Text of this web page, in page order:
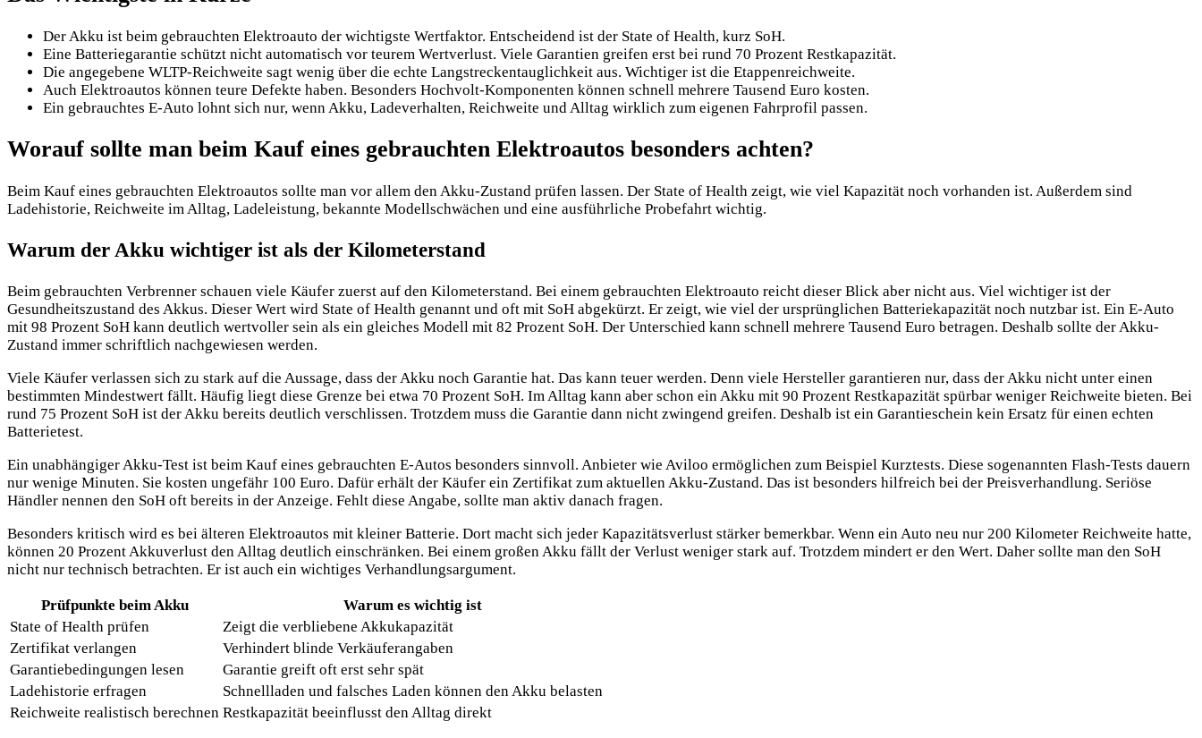
Der Akku ist beim gebrauchten Elektroauto der wichtigste Wertfaktor. Entscheidend ist der State of Health, kurz SoH.
Eine Batteriegarantie schützt nicht automatisch vor teurem Wertverlust. Viele Garantien greifen erst bei rund 70 Prozent Restkapazität.
Die angegebene WLTP-Reichweite sagt wenig über die echte Langstreckentauglichkeit aus. Wichtiger ist die Etappenreichweite.
Auch Elektroautos können teure Defekte haben. Besonders Hochvolt-Komponenten können schnell mehrere Tausend Euro kosten.
Ein gebrauchtes E-Auto lohnt sich nur, wenn Akku, Ladeverhalten, Reichweite und Alltag wirklich zum eigenen Fahrprofil passen.
Worauf sollte man beim Kauf eines gebrauchten Elektroautos besonders achten?
Beim Kauf eines gebrauchten Elektroautos sollte man vor allem den Akku-Zustand prüfen lassen. Der State of Health zeigt, wie viel Kapazität noch vorhanden ist. Außerdem sind
Ladehistorie, Reichweite im Alltag, Ladeleistung, bekannte Modellschwächen und eine ausführliche Probefahrt wichtig.
Warum der Akku wichtiger ist als der Kilometerstand
Beim gebrauchten Verbrenner schauen viele Käufer zuerst auf den Kilometerstand. Bei einem gebrauchten Elektroauto reicht dieser Blick aber nicht aus. Viel wichtiger ist der
Gesundheitszustand des Akkus. Dieser Wert wird State of Health genannt und oft mit SoH abgekürzt. Er zeigt, wie viel der ursprünglichen Batteriekapazität noch nutzbar ist. Ein E-Auto
mit 98 Prozent SoH kann deutlich wertvoller sein als ein gleiches Modell mit 82 Prozent SoH. Der Unterschied kann schnell mehrere Tausend Euro betragen. Deshalb sollte der Akku-
Zustand immer schriftlich nachgewiesen werden.
Viele Käufer verlassen sich zu stark auf die Aussage, dass der Akku noch Garantie hat. Das kann teuer werden. Denn viele Hersteller garantieren nur, dass der Akku nicht unter einen
bestimmten Mindestwert fällt. Häufig liegt diese Grenze bei etwa 70 Prozent SoH. Im Alltag kann aber schon ein Akku mit 90 Prozent Restkapazität spürbar weniger Reichweite bieten. Bei
rund 75 Prozent SoH ist der Akku bereits deutlich verschlissen. Trotzdem muss die Garantie dann nicht zwingend greifen. Deshalb ist ein Garantieschein kein Ersatz für einen echten
Batterietest.
Ein unabhängiger Akku-Test ist beim Kauf eines gebrauchten E-Autos besonders sinnvoll. Anbieter wie Aviloo ermöglichen zum Beispiel Kurztests. Diese sogenannten Flash-Tests dauern
nur wenige Minuten. Sie kosten ungefähr 100 Euro. Dafür erhält der Käufer ein Zertifikat zum aktuellen Akku-Zustand. Das ist besonders hilfreich bei der Preisverhandlung. Seriöse
Händler nennen den SoH oft bereits in der Anzeige. Fehlt diese Angabe, sollte man aktiv danach fragen.
Besonders kritisch wird es bei älteren Elektroautos mit kleiner Batterie. Dort macht sich jeder Kapazitätsverlust stärker bemerkbar. Wenn ein Auto neu nur 200 Kilometer Reichweite hatte,
können 20 Prozent Akkuverlust den Alltag deutlich einschränken. Bei einem großen Akku fällt der Verlust weniger stark auf. Trotzdem mindert er den Wert. Daher sollte man den SoH
nicht nur technisch betrachten. Er ist auch ein wichtiges Verhandlungsargument.
Prüfpunkte beim Akku
Warum es wichtig ist
State of Health prüfen
Zeigt die verbliebene Akkukapazität
Zertifikat verlangen
Verhindert blinde Verkäuferangaben
Garantiebedingungen lesen
Garantie greift oft erst sehr spät
Ladehistorie erfragen
Schnellladen und falsches Laden können den Akku belasten
Reichweite realistisch berechnen Restkapazität beeinflusst den Alltag direkt